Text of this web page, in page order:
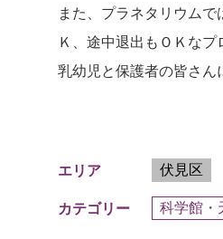
また、プラネタリウム
Ｋ、途中退出もＯＫなプ
乳幼児と保護者の皆さん
エリア 伏見区
カテゴリー 科学館・